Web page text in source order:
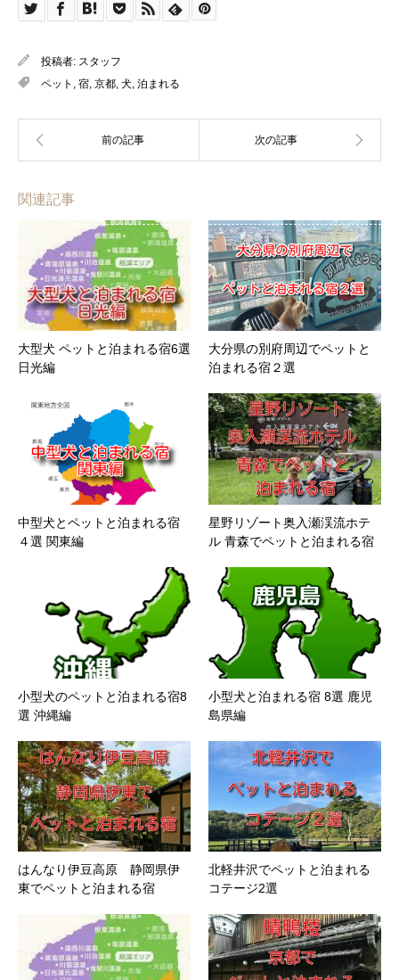
投稿者: スタッフ
ペット
宿 京都 犬 泊まれる
関連記事
大型犬 ペットと泊まれる宿6選
日光編
大分県の別府周辺でペットと
泊まれる宿２選
中型犬とペットと泊まれる宿
４選 関東編
星野リゾート奥入瀬渓流ホテ
ル 青森でペットと泊まれる宿
小型犬のペットと泊まれる宿8
選 沖縄編
小型犬と泊まれる宿 8選 鹿児
島県編
はんなり伊豆高原 静岡県伊
東でペットと泊まれる宿
北軽井沢でペットと泊まれる
コテージ2選